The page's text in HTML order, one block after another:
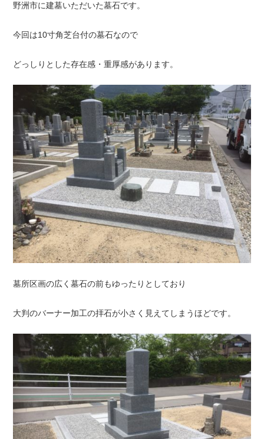
野洲市に建墓いただいた墓石です。
今回は10寸角芝台付の墓石なので
どっしりとした存在感・重厚感があります。
墓所区画の広く墓石の前もゆったりとしており
大判のバーナー加工の拝石が小さく見えてしまうほどです。